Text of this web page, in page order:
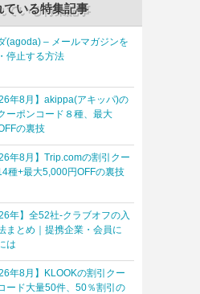
ている特集記事
(agoda) – メールマガジンを
停止する方法
年8月】akippa(アキッパ)の
ーポンコード８種、最大
の裏技
年8月】Trip.comの割引クー
種+最大5,000円OFFの裏技
年】全52社-クラブオフの入
まとめ｜提携企業・会員に
は
年8月】KLOOKの割引クー
ード大量50件、50％割引の